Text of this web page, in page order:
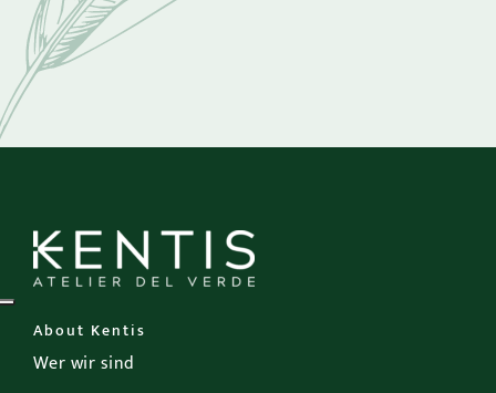
About Kentis
Wer wir sind